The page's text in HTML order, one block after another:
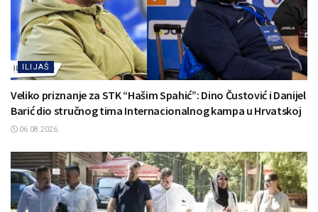
ILIJAŠ
Veliko priznanje za STK “Hašim Spahić”: Dino Čustović i Danijel
Barić dio stručnog tima Internacionalnog kampa u Hrvatskoj
06.08.2026.